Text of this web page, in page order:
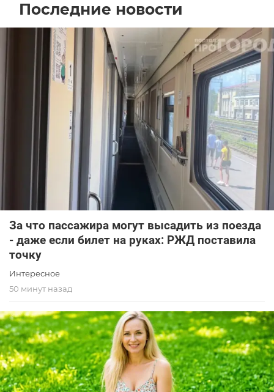
Последние новости
За что пассажира могут высадить из поезда
- даже если билет на руках: РЖД поставила
точку
Интересное
50 минут назад